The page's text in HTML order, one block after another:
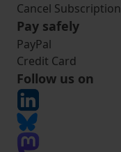
Cancel Subscription
Pay safely
PayPal
Credit Card
Follow us on